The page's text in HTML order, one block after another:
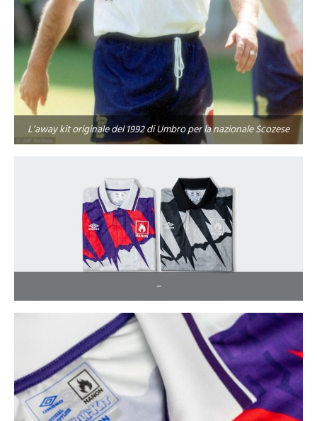
L’away kit originale del 1992 di Umbro per la nazionale Scozese
–